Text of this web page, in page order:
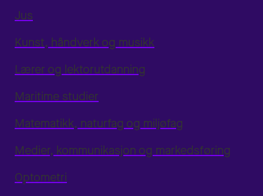
Jus
Kunst, håndverk og musikk
Lærer og lektorutdanning
Maritime studier
Matematikk, naturfag og miljøfag
Medier, kommunikasjon og markedsføring
Optometri